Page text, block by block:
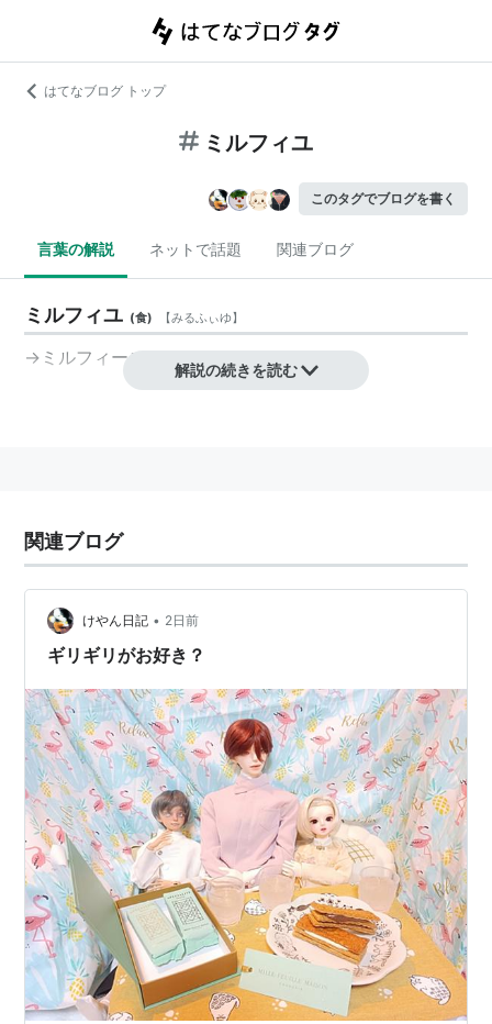
はてなブログ トップ
ミルフィユ
このタグでブログを書く
言葉の解説 ネットで話題 関連ブログ
ミルフィユ (食) 【みるふぃゆ】
→ミルフィーユ
解説の続きを読む
関連ブログ
けやん日記 • 2日前
ギリギリがお好き？